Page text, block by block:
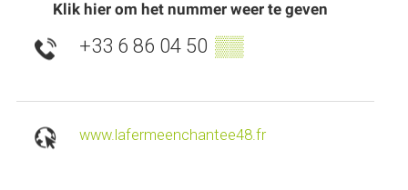
Klik hier om het nummer weer te geven
+33 6 86 04 50 ▒▒
www.lafermeenchantee48.fr